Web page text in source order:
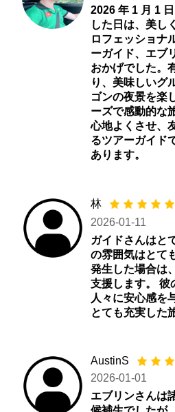
2026 年 1 月 1
した日は、美し
ロフェッショナ
ーガイド、エブ
おかげでした。
り、美味しいグ
ゴンの夜景を楽
ーズで感動的な
心地よくさせ、
るツアーガイド
あります。
林
2026-01-11
ガイドさんはと
の雰囲気はとて
発生した場合は
支援します。 彼
人々に安心感を
とても充実した
AustinS
2026-01-01
エブリンさんは